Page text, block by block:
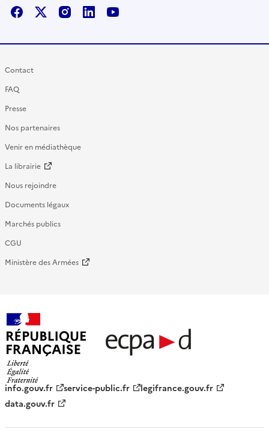
FacebookX / TwitterInstagram
LinkedInYoutube
Contact
FAQ
Presse
Nos partenaires
Venir en médiathèque
La librairie
Nous rejoindre
Documents légaux
Marchés publics
CGU
Ministère des Armées
française - ECPAD
info.gouv.fr service-public.fr
legifrance.gouv.fr
data.gouv.fr